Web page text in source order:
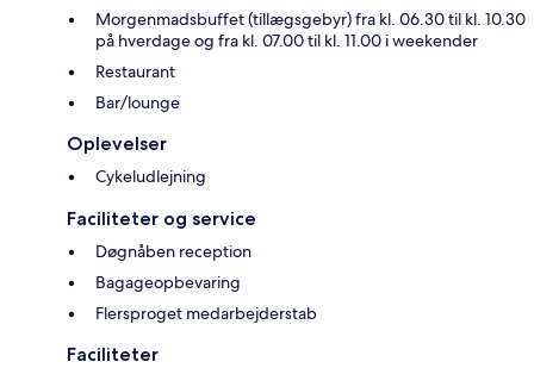
Morgenmadsbuffet (tillægsgebyr) fra kl. 06.30 til kl. 10.30
på hverdage og fra kl. 07.00 til kl. 11.00 i weekender
Restaurant
Bar/lounge
Oplevelser
Cykeludlejning
Faciliteter og service
Døgnåben reception
Bagageopbevaring
Flersproget medarbejderstab
Faciliteter